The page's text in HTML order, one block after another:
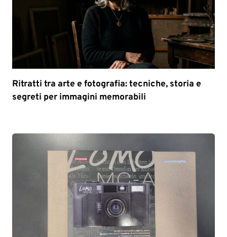
Ritratti tra arte e fotografia: tecniche, storia e
segreti per immagini memorabili